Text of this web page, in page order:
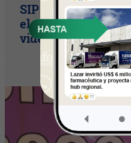
SIP Connect 2026
el nuevo estándar
video + Tik Tok +